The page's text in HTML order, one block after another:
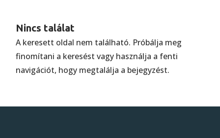
Nincs találat
A keresett oldal nem található. Próbálja meg
finomítani a keresést vagy használja a fenti
navigációt, hogy megtalálja a bejegyzést.